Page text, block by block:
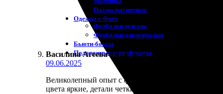
Пазлы магнитные
Одежда с Фото
Футболки детские
Футболки для взрослых
Бьюти-боксы
Подарочные сертификаты
Василина Агеева : ★ ★ ★ ★ ★
09.06.2025
Великолепный опыт с фотопечатью! Заказала
цвета яркие, детали четкие. Упаковка надежная,